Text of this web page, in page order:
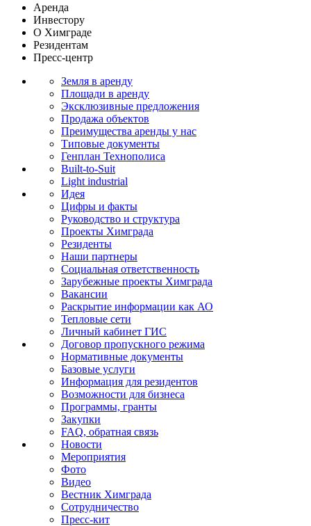
Аренда
Инвестору
О Химграде
Резидентам
Пресс-центр
Земля в аренду
Площади в аренду
Эксклюзивные предложения
Продажа объектов
Преимущества аренды у нас
Типовые документы
Генплан Технополиса
Built-to-Suit
Light industrial
Идея
Цифры и факты
Руководство и структура
Проекты Химграда
Резиденты
Наши партнеры
Социальная ответственность
Зарубежные проекты Химграда
Вакансии
Раскрытие информации как АО
Тепловые сети
Личный кабинет ГИС
Договор пропускного режима
Нормативные документы
Базовые услуги
Информация для резидентов
Возможности для бизнеса
Программы, гранты
Закупки
FAQ, обратная связь
Новости
Мероприятия
Фото
Видео
Вестник Химграда
Сотрудничество
Пресс-кит